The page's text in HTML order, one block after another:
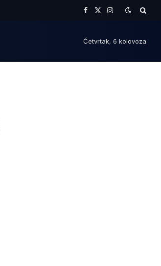
Facebook
X
Instagram
Četvrtak, 6 kolovoza